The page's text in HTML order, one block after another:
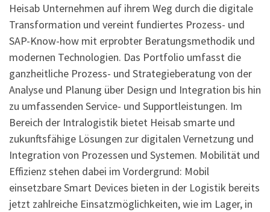
Heisab Unternehmen auf ihrem Weg durch die digitale
Transformation und vereint fundiertes Prozess- und
SAP-Know-how mit erprobter Beratungsmethodik und
modernen Technologien. Das Portfolio umfasst die
ganzheitliche Prozess- und Strategieberatung von der
Analyse und Planung über Design und Integration bis hin
zu umfassenden Service- und Supportleistungen. Im
Bereich der Intralogistik bietet Heisab smarte und
zukunftsfähige Lösungen zur digitalen Vernetzung und
Integration von Prozessen und Systemen. Mobilität und
Effizienz stehen dabei im Vordergrund: Mobil
einsetzbare Smart Devices bieten in der Logistik bereits
jetzt zahlreiche Einsatzmöglichkeiten, wie im Lager, in